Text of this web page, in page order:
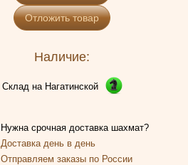
Отложить товар
Наличие:
Склад на Нагатинской
Нужна срочная доставка шахмат?
Доставка день в день
Отправляем заказы по России